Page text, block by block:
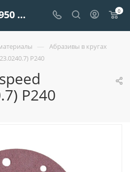
Купить sia 1950 siaspeed (t2023.0240.7) p240 | Европроект Tрейдинг 0
— Абразивы в кругах
P240
P240